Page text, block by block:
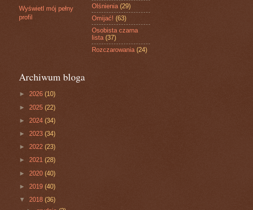
Wyświetl mój pełny
profil
Olśnienia (29)
Omijać! (63)
Osobista czarna
lista (37)
Rozczarowania (24)
Archiwum bloga
► 2026 (10)
► 2025 (22)
► 2024 (34)
► 2023 (34)
► 2022 (23)
► 2021 (28)
► 2020 (40)
► 2019 (40)
▼ 2018 (36)